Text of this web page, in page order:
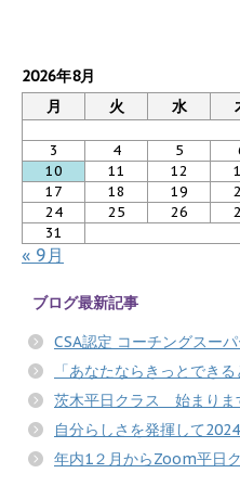
2026年8月
月
火 水
3
4 5
10
11 12
17
18 19
24
25 26
31
« 9月
ブログ最新記事
CSA認定 コーチングスー
「あなたならきっとでき
茨木平日クラス 始まりま
自分らしさを発揮して
年内1２月からZoom平日